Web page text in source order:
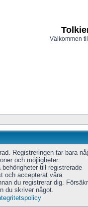
Välkommen
Registreringen tar bara
och möjligheter.
till registrerade
och accepterat våra
du registrerar dig.
du skriver något.